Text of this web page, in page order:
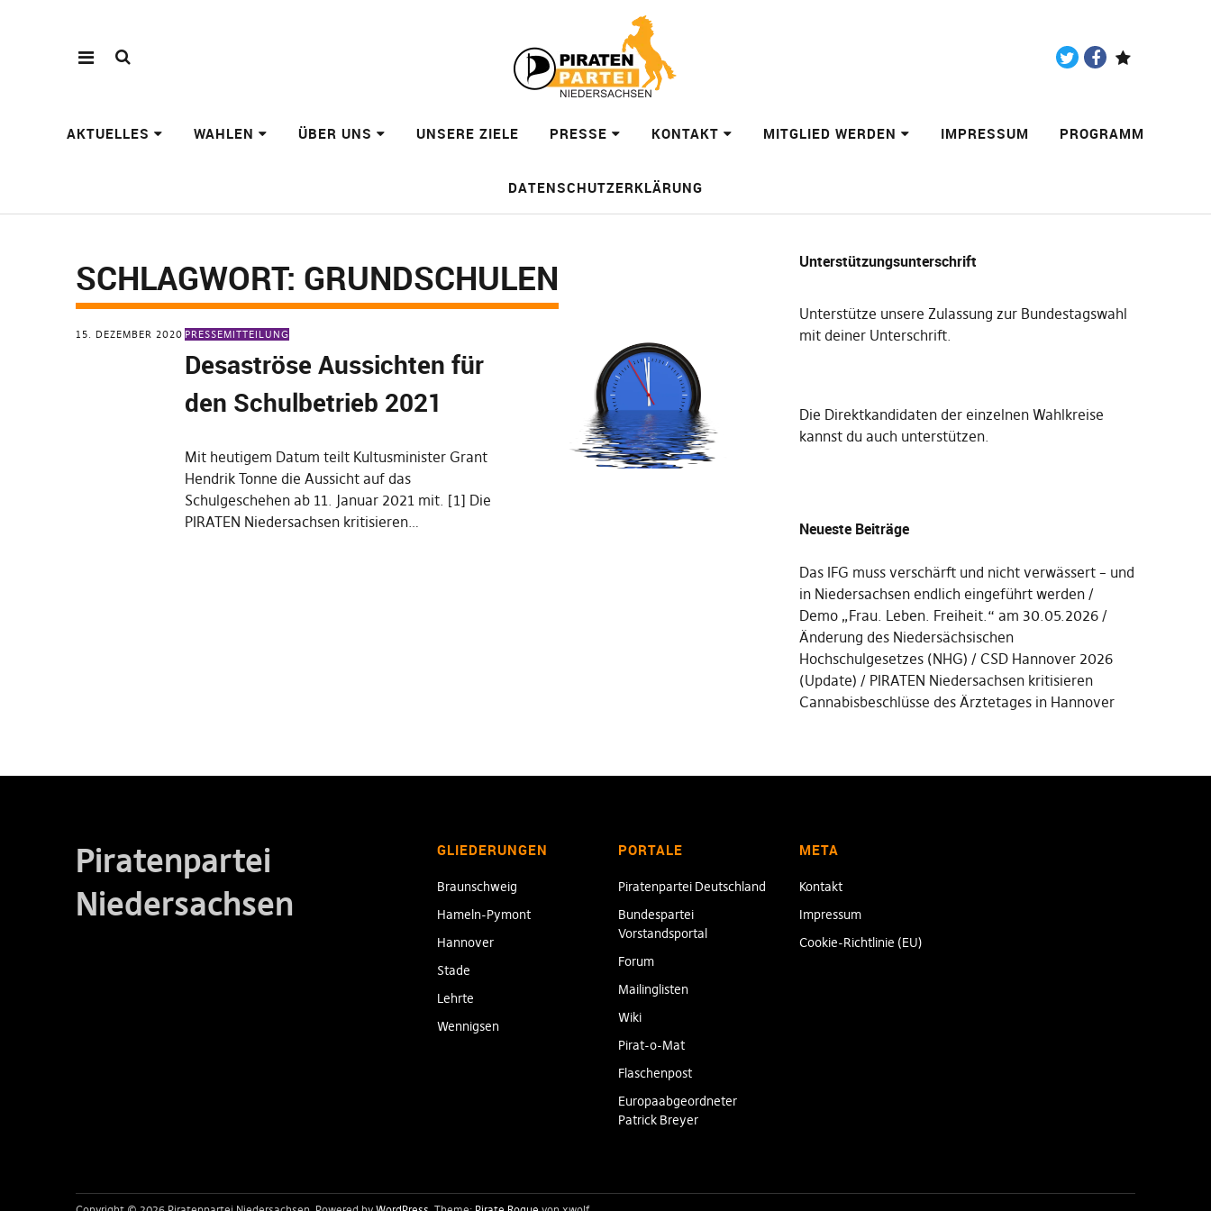
AKTUELLES WAHLEN ÜBER UNS UNSERE ZIELE PRESSE KONTAKT MITGLIED WERDEN IMPRESSUM PROGRAMM
DATENSCHUTZERKLÄRUNG
SCHLAGWORT: GRUNDSCHULEN
15. DEZEMBER 2020 PRESSEMITTEILUNG
Desaströse Aussichten für
den Schulbetrieb 2021
Mit heutigem Datum teilt Kultusminister Grant
Hendrik Tonne die Aussicht auf das
Schulgeschehen ab 11. Januar 2021 mit. [1] Die
PIRATEN Niedersachsen kritisieren…
Unterstützungsunterschrift
Unterstütze unsere Zulassung zur Bundestagswahl
mit deiner Unterschrift.
Die Direktkandidaten der einzelnen Wahlkreise
kannst du auch unterstützen.
Neueste Beiträge
Das IFG muss verschärft und nicht verwässert – und
in Niedersachsen endlich eingeführt werden
Demo „Frau. Leben. Freiheit.“ am 30.05.2026
Änderung des Niedersächsischen
Hochschulgesetzes (NHG)
CSD Hannover 2026
(Update)
PIRATEN Niedersachsen kritisieren
Cannabisbeschlüsse des Ärztetages in Hannover
Piratenpartei
Niedersachsen
GLIEDERUNGEN
Braunschweig
Hameln-Pymont
Hannover
Stade
Lehrte
Wennigsen
PORTALE
Piratenpartei Deutschland
Bundespartei
Vorstandsportal
Forum
Mailinglisten
Wiki
Pirat-o-Mat
Flaschenpost
Europaabgeordneter
Patrick Breyer
META
Kontakt
Impressum
Cookie-Richtlinie (EU)